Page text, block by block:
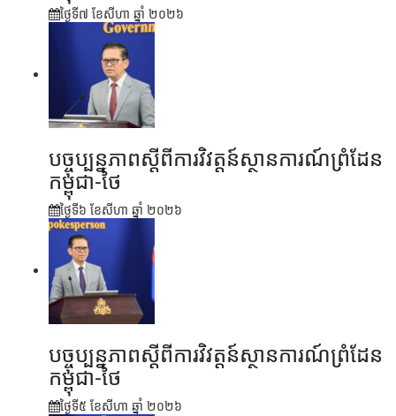
ថ្ងៃទី៧ ខែ​សីហា ឆ្នាំ ២០២៦
បច្ចុប្បន្នភាពស្ដីពីការវិវត្តន៍ស្ថានការណ៍ព្រំដែន
កម្ពុជា-ថៃ
ថ្ងៃទី៦ ខែ​សីហា ឆ្នាំ ២០២៦
បច្ចុប្បន្នភាពស្ដីពីការវិវត្តន៍ស្ថានការណ៍ព្រំដែន
កម្ពុជា-ថៃ
ថ្ងៃទី៥ ខែ​សីហា ឆ្នាំ ២០២៦